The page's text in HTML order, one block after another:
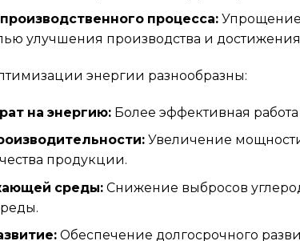
процесса: Упрощение
улучшения производства и
энергии разнообразны:
на энергию: Более эффективная
Увеличение
продукции.
среды: Снижение выбросов
Обеспечение долгосрочного